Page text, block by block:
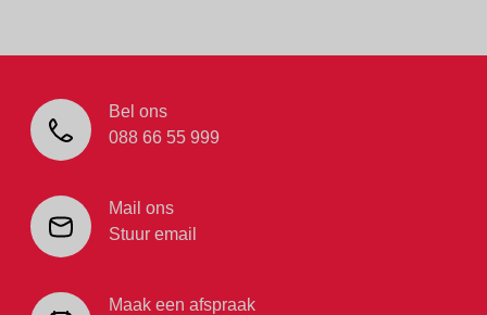
Bel ons
088 66 55 999
Mail ons
Stuur email
Maak een afspraak